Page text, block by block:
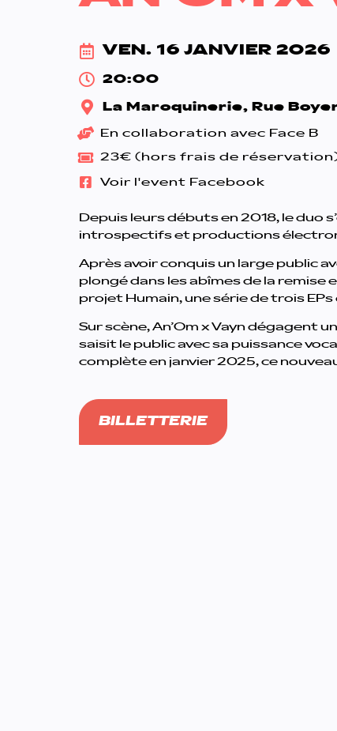
VEN. 16 JANVIER 2026
20:00
La Maroquinerie, Rue
En collaboration avec Face B
23€ (hors frais de
Voir l'event Facebook
Depuis leurs débuts en 2018, le duo
introspectifs et productions
Après avoir conquis un large public
plongé dans les abîmes de la remise
projet Humain, une série de trois
Sur scène, An’Om x Vayn dégagent
saisit le public avec sa puissance
complète en janvier 2025, ce
BILLETTERIE